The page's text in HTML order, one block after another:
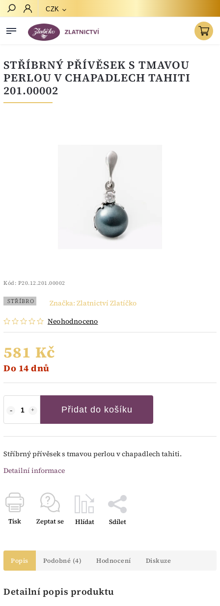
CZK
STŘÍBRNÝ PŘÍVĚSEK S TMAVOU
PERLOU V CHAPADLECH TAHITI
201.00002
Kód: P20.12.201.00002
STŘÍBRO
Neohodnoceno
Značka: Zlatnictví Zlatíčko
581 Kč
Do 14 dnů
Přidat do košíku
Stříbrný přívěsek s tmavou perlou v chapadlech tahiti.
Detailní informace
Tisk Zeptat se Hlídat Sdílet
Popis Podobné (4) Hodnocení Diskuze
Detailní popis produktu